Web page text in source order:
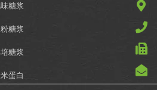
糖浆
糖浆
糖浆
蛋白